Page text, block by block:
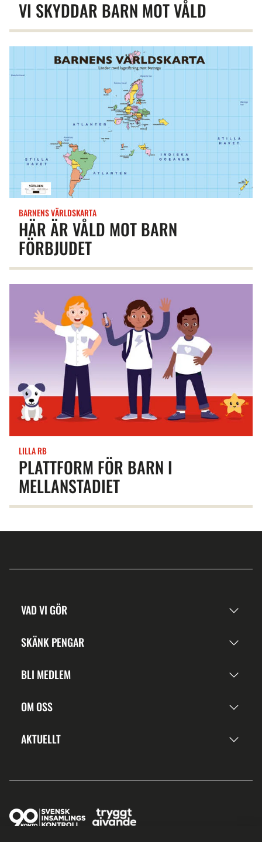
VI SKYDDAR BARN MOT VÅLD
HÄR ÄR VÅLD MOT BARN
FÖRBJUDET
BARNENS VÄRLDSKARTA
PLATTFORM FÖR BARN I
MELLANSTADIET
LILLA RB
VAD VI GÖR
SKÄNK PENGAR
BLI MEDLEM
OM OSS
AKTUELLT